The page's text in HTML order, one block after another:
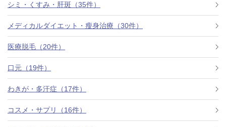
初めての方へ
お悩みで探す
医師紹介
シミ・くすみ・肝斑（35件）
メディカルダイエット・瘦身治療（30件）
医療脱毛（20件）
口元（19件）
わきが・多汗症（17件）
コスメ・サプリ（16件）